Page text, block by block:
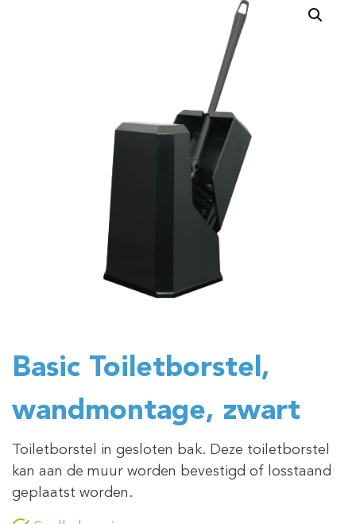
Basic Toiletborstel,
wandmontage, zwart
Toiletborstel in gesloten bak. Deze toiletborstel
kan aan de muur worden bevestigd of losstaand
geplaatst worden.